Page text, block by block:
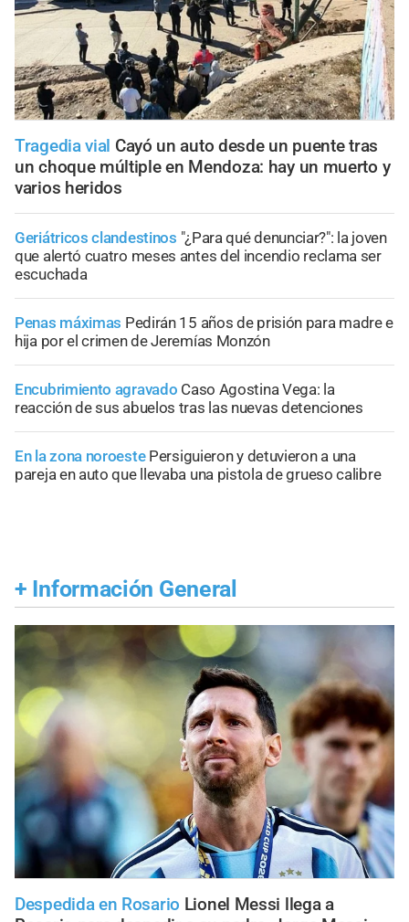
Tragedia vial Cayó un auto desde un puente tras
un choque múltiple en Mendoza: hay un muerto y
varios heridos
Geriátricos clandestinos "¿Para qué denunciar?": la joven
que alertó cuatro meses antes del incendio reclama ser
escuchada
Penas máximas Pedirán 15 años de prisión para madre e
hija por el crimen de Jeremías Monzón
Encubrimiento agravado Caso Agostina Vega: la
reacción de sus abuelos tras las nuevas detenciones
En la zona noroeste Persiguieron y detuvieron a una
pareja en auto que llevaba una pistola de grueso calibre
+ Información General
Despedida en Rosario Lionel Messi llega a